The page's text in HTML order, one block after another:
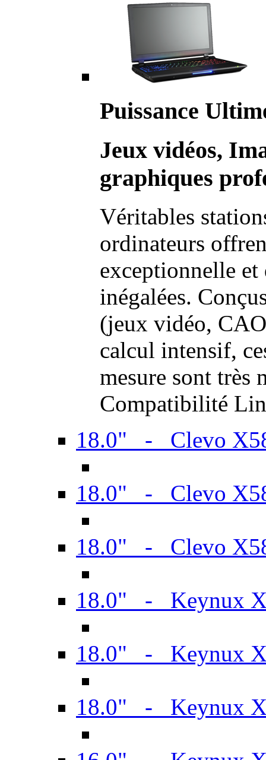
Puissance
Jeux vidéos,
graphiques
Véritables
ordinateurs
exceptionnelle et
inégalées.
(jeux vidéo,
calcul intensif,
mesure sont très
Compatibilité
18.0" - Clevo
18.0" - Clevo
18.0" - Clevo
18.0" - Keynux
18.0" - Keynux
18.0" - Keynux